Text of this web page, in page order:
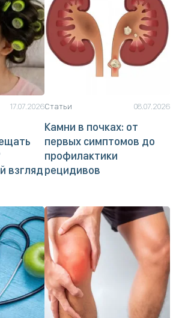
17.07.2026
взгляд
Статьи 08.07.2026
Камни в почках: от
первых симптомов до
профилактики
рецидивов